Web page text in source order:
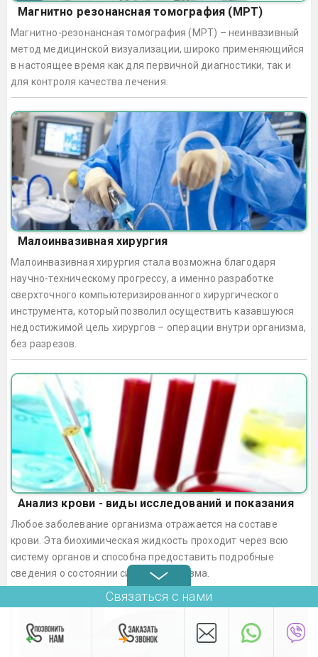
Магнитно резонансная томография (МРТ)
Магнитно-резонансная томография (МРТ) – неинвазивный
метод медицинской визуализации, широко применяющийся
в настоящее время как для первичной диагностики, так и
для контроля качества лечения.
Малоинвазивная хирургия
Малоинвазивная хирургия стала возможна благодаря
научно-техническому прогрессу, а именно разработке
сверхточного компьютеризированного хирургического
инструмента, который позволил осуществить казавшуюся
недостижимой цель хирургов – операции внутри организма,
без разрезов.
Анализ крови - виды исследований и показания
Любое заболевание организма отражается на составе
крови. Эта биохимическая жидкость проходит через всю
систему органов и способна предоставить подробные
сведения о состоянии систем организма.
Связаться с нами